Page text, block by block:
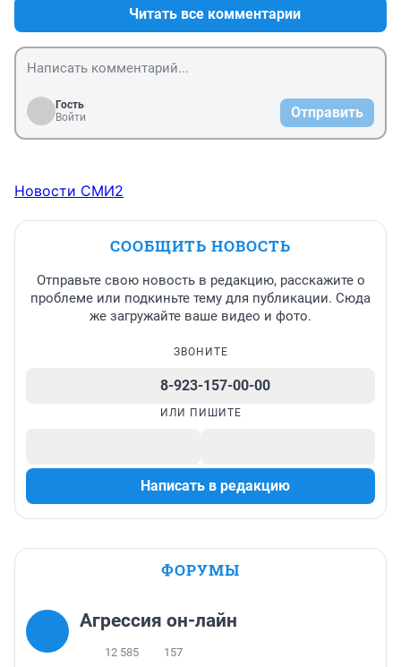
Но была тетя Луша, которая отчаянно мыла полы в
школьных коридорах и добродушно орала на нас:
"Ходють, ходють, грязь разводють".
Читать все комментарии
Гость
Войти
Отправить
Новости СМИ2
СООБЩИТЬ НОВОСТЬ
Отправьте свою новость в редакцию, расскажите о
проблеме или подкиньте тему для публикации. Сюда
же загружайте ваше видео и фото.
ЗВОНИТЕ
8-923-157-00-00
ИЛИ ПИШИТЕ
Написать в редакцию
ФОРУМЫ
Агрессия он-лайн
12 585 157